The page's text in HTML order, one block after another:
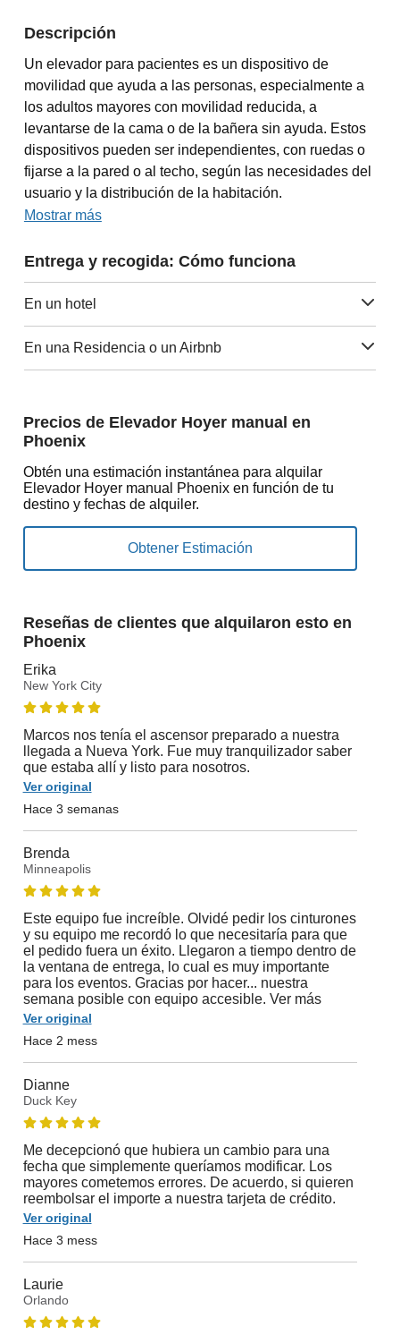
Descripción
Un elevador para pacientes es un dispositivo de
movilidad que ayuda a las personas, especialmente a
los adultos mayores con movilidad reducida, a
levantarse de la cama o de la bañera sin ayuda. Estos
dispositivos pueden ser independientes, con ruedas o
fijarse a la pared o al techo, según las necesidades del
usuario y la distribución de la habitación.
Mostrar más
Entrega y recogida: Cómo funciona
En un hotel
En una Residencia o un Airbnb
Precios de Elevador Hoyer manual en
Phoenix
Obtén una estimación instantánea para alquilar
Elevador Hoyer manual Phoenix en función de tu
destino y fechas de alquiler.
Reseñas de clientes que alquilaron esto en
Phoenix
Erika
New York City
Marcos nos tenía el ascensor preparado a nuestra
llegada a Nueva York. Fue muy tranquilizador saber
que estaba allí y listo para nosotros.
Ver original
Hace 3 semanas
Brenda
Minneapolis
Este equipo fue increíble. Olvidé pedir los cinturones
y su equipo me recordó lo que necesitaría para que
el pedido fuera un éxito. Llegaron a tiempo dentro de
la ventana de entrega, lo cual es muy importante
para los eventos. Gracias por hacer... nuestra
semana posible con equipo accesible. Ver más
Ver original
Hace 2 mess
Dianne
Duck Key
Me decepcionó que hubiera un cambio para una
fecha que simplemente queríamos modificar. Los
mayores cometemos errores. De acuerdo, si quieren
reembolsar el importe a nuestra tarjeta de crédito.
Ver original
Hace 3 mess
Laurie
Orlando